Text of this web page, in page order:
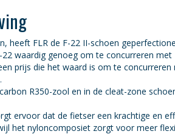
heeft FLR de F-22 II-schoen
waardig genoeg om te concurreren met
prijs die het waard is om te concurreren
R350-zool en in de cleat-zone
ervoor dat de fietser een krachtige en
het nyloncomposiet zorgt voor meer